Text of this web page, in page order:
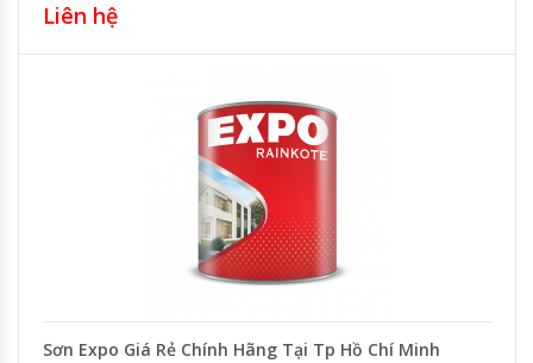
Liên hệ
Sơn Expo Giá Rẻ Chính Hãng Tại Tp Hồ Chí Minh